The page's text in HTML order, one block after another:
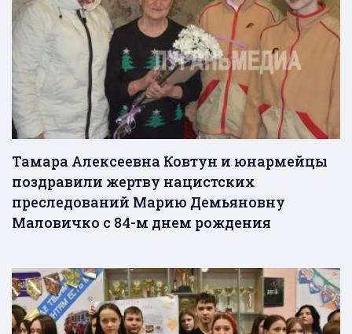
Тамара Алексеевна Ковтун и юнармейцы
поздравили жертву нацистских
преследований Марию Демьяновну
Маловичко с 84-м днем рождения